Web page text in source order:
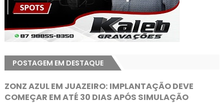
POSTAGEM EM DESTAQUE
ZONZ AZUL EM JUAZEIRO: IMPLANTAÇÃO DEVE
COMEÇAR EM ATÉ 30 DIAS APÓS SIMULAÇÃO